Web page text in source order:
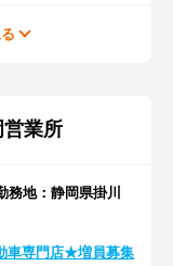
業所
地：静岡県掛川
車専門店★増員募集